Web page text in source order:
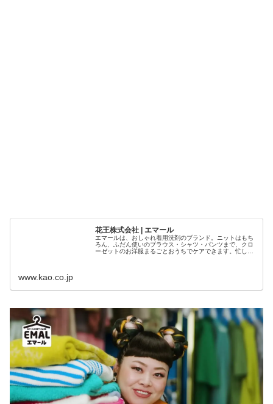
花王株式会社 | エマール
エマールは、おしゃれ着用洗剤のブランド。ニットはもち
ろん、ふだん使いのブラウス・シャツ・パンツまで、クロ
ーゼットのお洋服まるごとおうちでケアできます。忙しい
www.kao.co.jp